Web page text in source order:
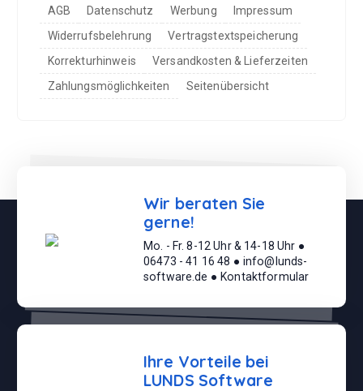
AGB Datenschutz Werbung
Impressum
Widerrufsbelehrung
Vertragstextspeicherung
Korrekturhinweis
Versandkosten & Lieferzeiten
Zahlungsmöglichkeiten
Seitenübersicht
Wir beraten Sie
gerne!
Mo. - Fr. 8-12 Uhr & 14-18 Uhr ●
06473 - 41 16 48 ● info@lunds-
software.de ● Kontaktformular
Ihre Vorteile bei
LUNDS Software